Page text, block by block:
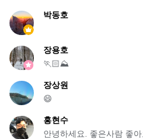
박동호
장용호
🏃🏻⛰️
장상원
😄
홍현수
안녕하세요. 좋은사람 좋